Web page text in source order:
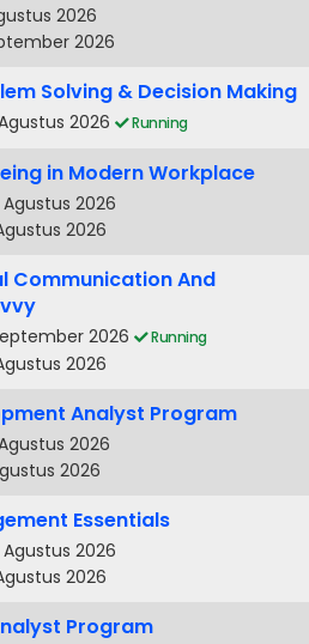
2026
2026
Solving & Decision Making
2026 Running
in Modern Workplace
2026
2026
Communication And
2026 Running
2026
Analyst Program
2026
2026
Essentials
2026
2026
Program